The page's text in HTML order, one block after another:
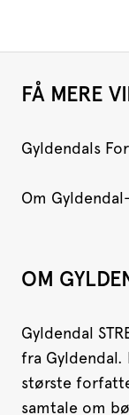
FÅ MERE
Gyldendals
Om
OM
Gyldendal
fra Gyldendal.
største
samtale om